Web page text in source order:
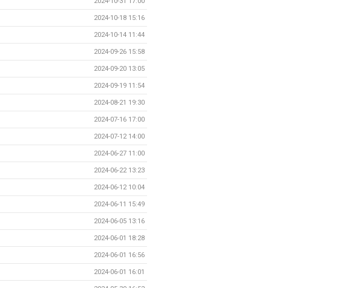
2024-10-18 15:16
2024-10-14 11:44
2024-09-26 15:58
2024-09-20 13:05
2024-09-19 11:54
2024-08-21 19:30
2024-07-16 17:00
2024-07-12 14:00
2024-06-27 11:00
2024-06-22 13:23
2024-06-12 10:04
2024-06-11 15:49
2024-06-05 13:16
2024-06-01 18:28
2024-06-01 16:56
2024-06-01 16:01